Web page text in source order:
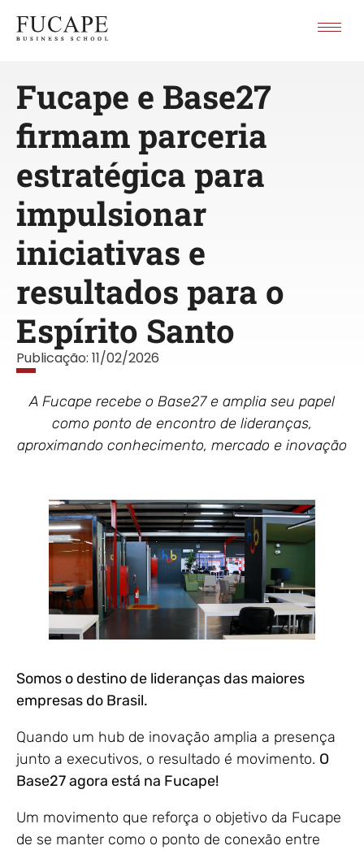
Fucape e Base27
firmam parceria
estratégica para
impulsionar
iniciativas e
resultados para o
Espírito Santo
Publicação: 11/02/2026
A Fucape recebe o Base27 e amplia seu papel
como ponto de encontro de lideranças,
aproximando conhecimento, mercado e inovação
Somos o destino de lideranças das maiores
empresas do Brasil.
Quando um hub de inovação amplia a presença
junto a executivos, o resultado é movimento. O
Base27 agora está na Fucape!
Um movimento que reforça o objetivo da Fucape
de se manter como o ponto de conexão entre